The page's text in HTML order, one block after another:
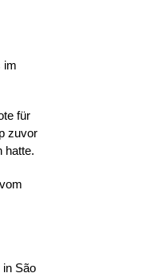
im
für
zuvor
hatte.
in São